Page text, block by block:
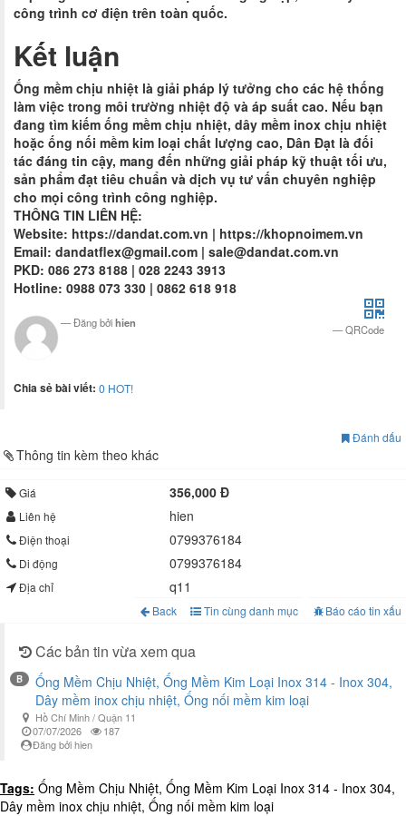
công trình cơ điện trên toàn quốc.
Kết luận
Ống mềm chịu nhiệt là giải pháp lý tưởng cho các hệ thống
làm việc trong môi trường nhiệt độ và áp suất cao. Nếu bạn
đang tìm kiếm ống mềm chịu nhiệt, dây mềm inox chịu nhiệt
hoặc ống nối mềm kim loại chất lượng cao, Dân Đạt là đối
tác đáng tin cậy, mang đến những giải pháp kỹ thuật tối ưu,
sản phẩm đạt tiêu chuẩn và dịch vụ tư vấn chuyên nghiệp
cho mọi công trình công nghiệp.
THÔNG TIN LIÊN HỆ:
Website: https://dandat.com.vn | https://khopnoimem.vn
Email: dandatflex@gmail.com | sale@dandat.com.vn
PKD: 086 273 8188 | 028 2243 3913
Hotline: 0988 073 330 | 0862 618 918
QRCode
Đăng bởihien
Chia sẻ bài viết: 0 HOT!
Đánh dấu
Thông tin kèm theo khác
Giá 356,000 Đ
Liên hệ hien
Điện thoại 0799376184
Di động 0799376184
Địa chỉ q11
Back Tin cùng danh mục Báo cáo tin xấu
Các bản tin vừa xem qua
B
Ống Mềm Chịu Nhiệt, Ống Mềm Kim Loại Inox 314 - Inox 304,
Dây mềm inox chịu nhiệt, Ống nối mềm kim loại
Hồ Chí Minh / Quận 11
07/07/2026
187
Đăng bởi hien
Tags: Ống Mềm Chịu Nhiệt, Ống Mềm Kim Loại Inox 314 - Inox 304,
Dây mềm inox chịu nhiệt, Ống nối mềm kim loại